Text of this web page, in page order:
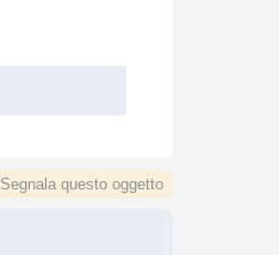
Segnala questo oggetto